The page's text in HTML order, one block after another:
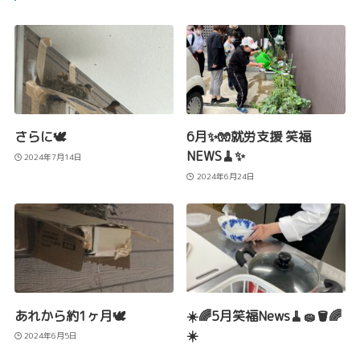
さらに🕊️
2024年7月14日
6月✨🧤就労支援 笑福
NEWS🧹✨
2024年6月24日
あれから約1ヶ月🕊️
2024年6月5日
☀️🌈5月笑福News🧹🧽🪣🌈
☀️